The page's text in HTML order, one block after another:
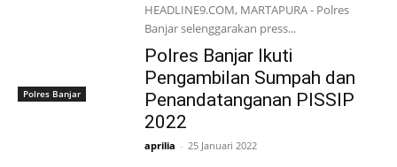
HEADLINE9.COM, MARTAPURA - Polres
Banjar selenggarakan press...
Polres Banjar
Polres Banjar Ikuti
Pengambilan Sumpah dan
Penandatanganan PISSIP
2022
aprilia - 25 Januari 2022